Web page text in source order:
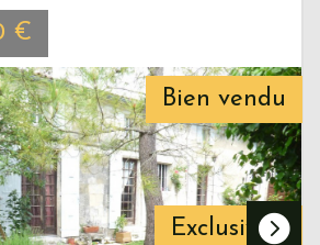
Bien vendu
Exclusivité
€